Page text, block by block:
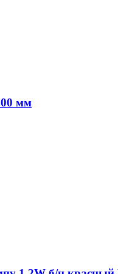
мм